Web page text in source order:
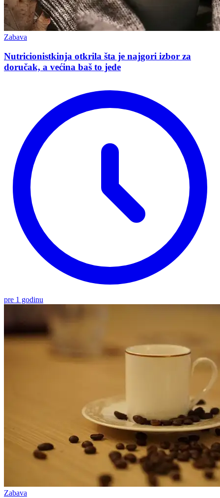
Zabava
Nutricionistkinja otkrila šta je najgori izbor za
doručak, a većina baš to jede
pre 1 godinu
Zabava